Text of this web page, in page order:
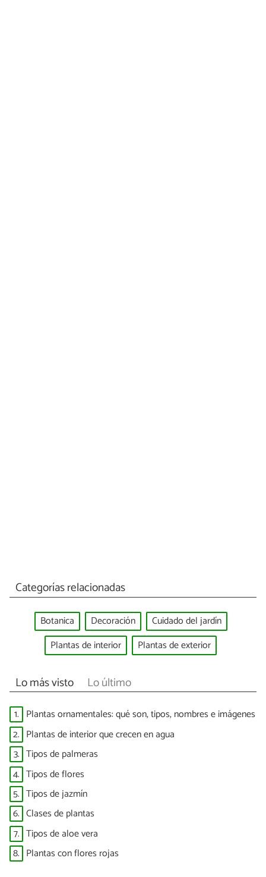
Categorías relacionadas
Botanica Decoración
Cuidado del jardín
Plantas de interior
Plantas de exterior
Lo más visto Lo último
1. Plantas ornamentales: qué son, tipos, nombres e imágenes
2. Plantas de interior que crecen en agua
3. Tipos de palmeras
4. Tipos de flores
5. Tipos de jazmín
6. Clases de plantas
7. Tipos de aloe vera
8. Plantas con flores rojas